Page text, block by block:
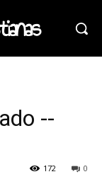
--
0
172